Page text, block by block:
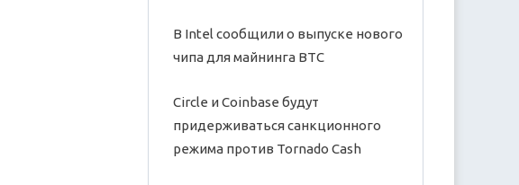
В Intel сообщили о выпуске нового
чипа для майнинга ВТС
Circle и Coinbase будут
придерживаться санкционного
режима против Tornado Cash